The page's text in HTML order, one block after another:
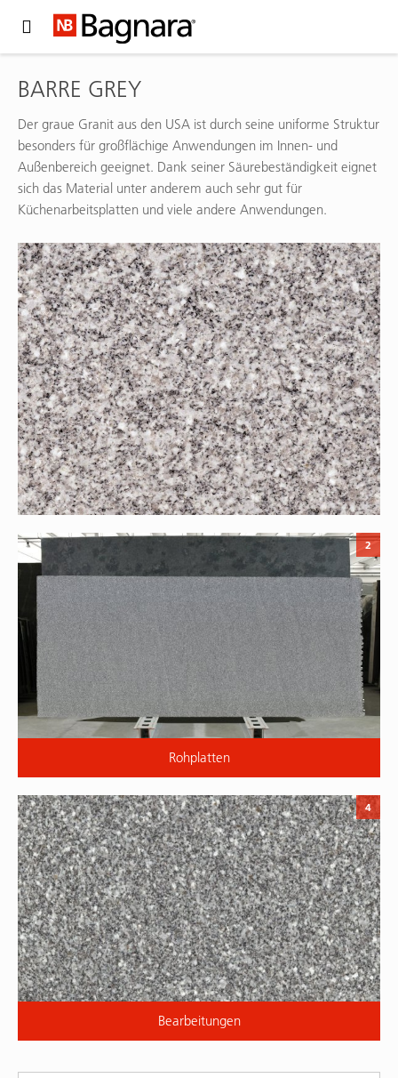
BARRE GREY
Der graue Granit aus den USA ist durch seine uniforme Struktur
besonders für großflächige Anwendungen im Innen- und
Außenbereich geeignet. Dank seiner Säurebeständigkeit eignet
sich das Material unter anderem auch sehr gut für
Küchenarbeitsplatten und viele andere Anwendungen.
Rohplatten
2
Bearbeitungen
4